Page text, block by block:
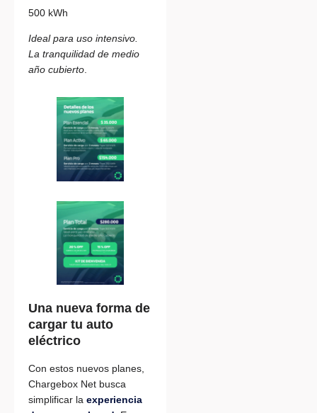
500 kWh
Ideal para uso intensivo.
La tranquilidad de medio
año cubierto
Una nueva forma de
cargar tu auto
eléctrico
Con estos nuevos planes,
Chargebox Net busca
simplificar la experiencia